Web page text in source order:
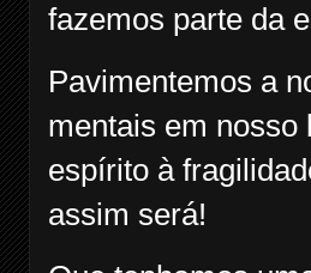
fazemos parte da
Pavimentemos a
mentais em nosso
espírito à
assim será!